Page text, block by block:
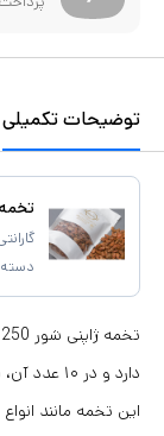
توضیحات تکمیلی
تخمه
این تخمه مانند